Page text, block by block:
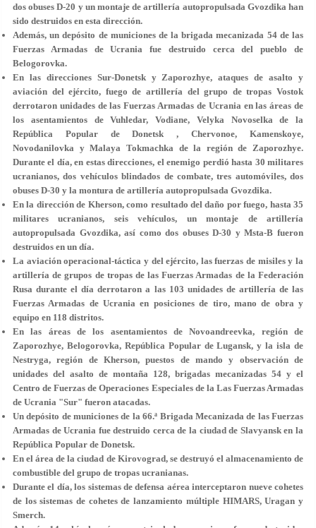
dos obuses D-20 y un montaje de artillería autopropulsada Gvozdika han
sido destruidos en esta dirección.
Además, un depósito de municiones de la brigada mecanizada 54 de las
Fuerzas Armadas de Ucrania fue destruido cerca del pueblo de
Belogorovka.
En las direcciones Sur-Donetsk y Zaporozhye, ataques de asalto y
aviación del ejército, fuego de artillería del grupo de tropas Vostok
derrotaron unidades de las Fuerzas Armadas de Ucrania en las áreas de
los asentamientos de Vuhledar, Vodiane, Velyka Novoselka de la
República Popular de Donetsk , Chervonoe, Kamenskoye,
Novodanilovka y Malaya Tokmachka de la región de Zaporozhye.
Durante el día, en estas direcciones, el enemigo perdió hasta 30 militares
ucranianos, dos vehículos blindados de combate, tres automóviles, dos
obuses D-30 y la montura de artillería autopropulsada Gvozdika.
En la dirección de Kherson, como resultado del daño por fuego, hasta 35
militares ucranianos, seis vehículos, un montaje de artillería
autopropulsada Gvozdika, así como dos obuses D-30 y Msta-B fueron
destruidos en un día.
La aviación operacional-táctica y del ejército, las fuerzas de misiles y la
artillería de grupos de tropas de las Fuerzas Armadas de la Federación
Rusa durante el día derrotaron a las 103 unidades de artillería de las
Fuerzas Armadas de Ucrania en posiciones de tiro, mano de obra y
equipo en 118 distritos.
En las áreas de los asentamientos de Novoandreevka, región de
Zaporozhye, Belogorovka, República Popular de Lugansk, y la isla de
Nestryga, región de Kherson, puestos de mando y observación de
unidades del asalto de montaña 128, brigadas mecanizadas 54 y el
Centro de Fuerzas de Operaciones Especiales de la Las Fuerzas Armadas
de Ucrania "Sur" fueron atacadas.
Un depósito de municiones de la 66.ª Brigada Mecanizada de las Fuerzas
Armadas de Ucrania fue destruido cerca de la ciudad de Slavyansk en la
República Popular de Donetsk.
En el área de la ciudad de Kirovograd, se destruyó el almacenamiento de
combustible del grupo de tropas ucranianas.
Durante el día, los sistemas de defensa aérea interceptaron nueve cohetes
de los sistemas de cohetes de lanzamiento múltiple HIMARS, Uragan y
Smerch.